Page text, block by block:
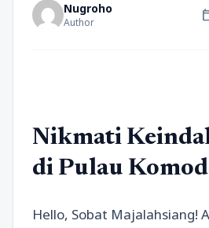
Nugroho
Author
Nikmati
di Pulau
Hello, Sobat Majalahsiang!